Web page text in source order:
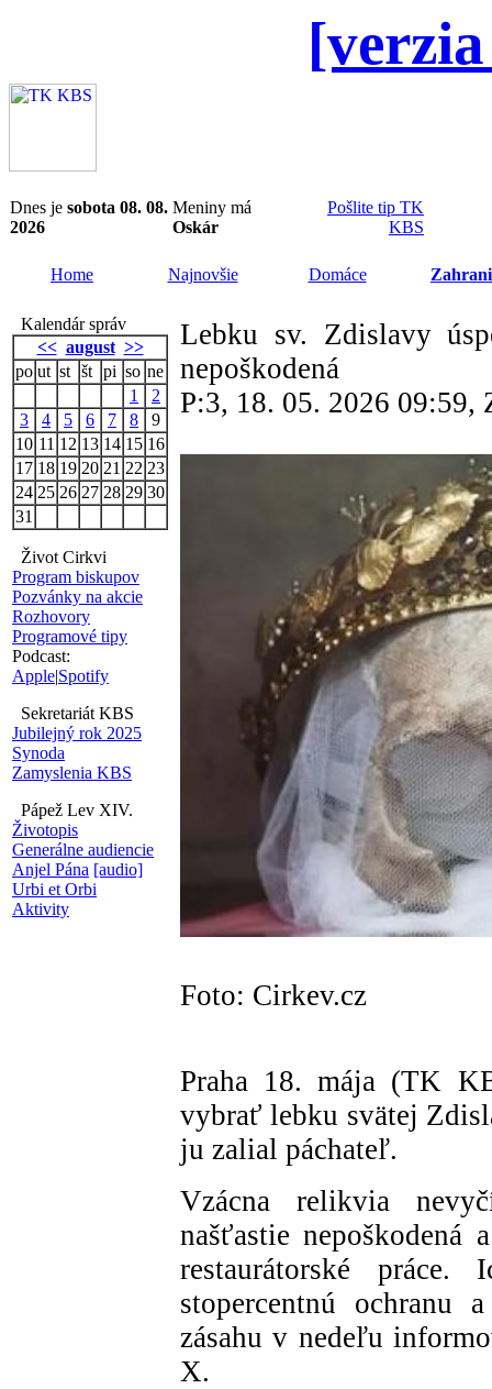
Dnes je sobota 08. 08.
2026
Meniny má
Oskár
Pošlite tip TK
KBS
Home Najnovšie Domáce
Kalendár správ
<< august >>
po ut st št pi so ne
1
2
3
4 5 6 7 8
9
10 11 12 13 14 15 16
17 18 19 20 21 22 23
24 25 26 27 28 29 30
31
Život Cirkvi
Program biskupov
Pozvánky na akcie
Rozhovory
Programové tipy
Podcast:
Apple|Spotify
Sekretariát KBS
Jubilejný rok 2025
Synoda
Zamyslenia KBS
Pápež Lev XIV.
Životopis
Generálne audiencie
Anjel Pána [audio]
Urbi et Orbi
Aktivity
Lebku sv. Zdislavy
nepoškodená
P:3, 18. 05. 2026 09:59,
Foto: Cirkev.cz
Praha 18. mája (TK
vybrať lebku svätej
ju zalial páchateľ.
Vzácna relikvia
našťastie
restaurátorské
stopercentnú ochranu
zásahu v nedeľu
X.